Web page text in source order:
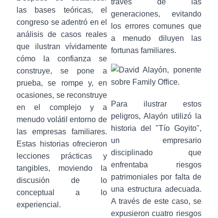
las bases teóricas, el
congreso se adentró en el
análisis de casos reales
que ilustran vívidamente
cómo la confianza se
construye, se pone a
prueba, se rompe y, en
ocasiones, se reconstruye
en el complejo y a
menudo volátil entorno de
las empresas familiares.
Estas historias ofrecieron
lecciones prácticas y
tangibles, moviendo la
discusión de lo
conceptual a lo
experiencial.
través de las
generaciones, evitando
los errores comunes que
a menudo diluyen las
fortunas familiares.
Para ilustrar estos
peligros, Alayón utilizó la
historia del "Tío Goyito",
un empresario
disciplinado que
enfrentaba riesgos
patrimoniales por falta de
una estructura adecuada.
A través de este caso, se
expusieron cuatro riesgos